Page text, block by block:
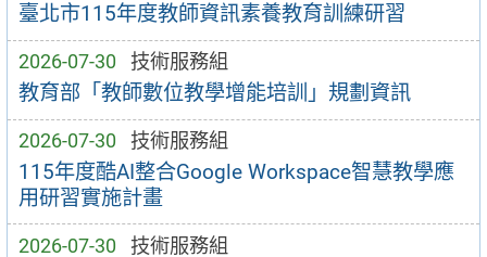
臺北市115年度教師資訊素養教育訓練研習
2026-07-30 技術服務組
教育部「教師數位教學增能培訓」規劃資訊
2026-07-30 技術服務組
115年度酷AI整合Google Workspace智慧教學應
用研習實施計畫
2026-07-30 技術服務組